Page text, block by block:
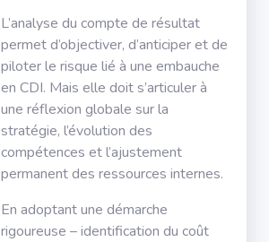
L’analyse du compte de résultat
permet d’objectiver, d’anticiper et de
piloter le risque lié à une embauche
en CDI. Mais elle doit s’articuler à
une réflexion globale sur la
stratégie, l’évolution des
compétences et l’ajustement
permanent des ressources internes.
En adoptant une démarche
rigoureuse – identification du coût